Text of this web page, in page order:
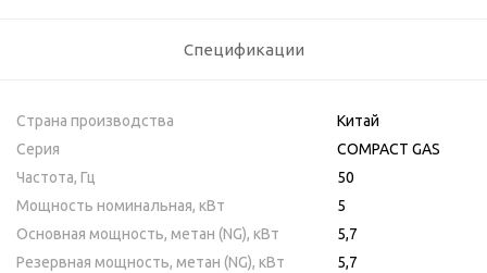
Спецификации
Страна производства
Китай
Серия
COMPACT GAS
Частота, Гц
50
Мощность номинальная, кВт
5
Основная мощность, метан (NG), кВт
5,7
Резервная мощность, метан (NG), кВт
5,7